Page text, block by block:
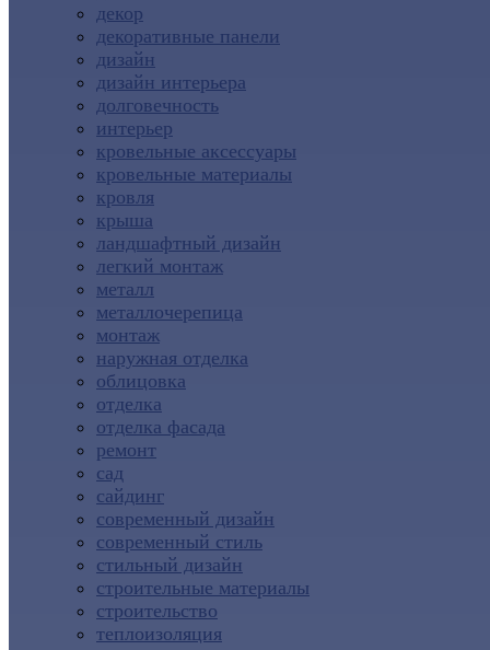
декор
декоративные панели
дизайн
дизайн интерьера
долговечность
интерьер
кровельные аксессуары
кровельные материалы
кровля
крыша
ландшафтный дизайн
легкий монтаж
металл
металлочерепица
монтаж
наружная отделка
облицовка
отделка
отделка фасада
ремонт
сад
сайдинг
современный дизайн
современный стиль
стильный дизайн
строительные материалы
строительство
теплоизоляция